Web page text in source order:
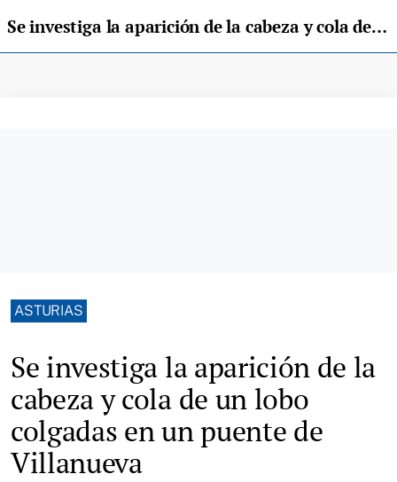
Se investiga la aparición de la cabeza y cola de un lobo colgadas en un puente de Villanueva
ASTURIAS
Se investiga la aparición de la
cabeza y cola de un lobo
colgadas en un puente de
Villanueva